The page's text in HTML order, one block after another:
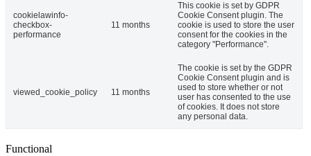
cookielawinfo-
checkbox-
performance
11 months
This cookie is set by GDPR
Cookie Consent plugin. The
cookie is used to store the user
consent for the cookies in the
category "Performance".
viewed_cookie_policy 11 months
The cookie is set by the GDPR
Cookie Consent plugin and is
used to store whether or not
user has consented to the use
of cookies. It does not store
any personal data.
Functional